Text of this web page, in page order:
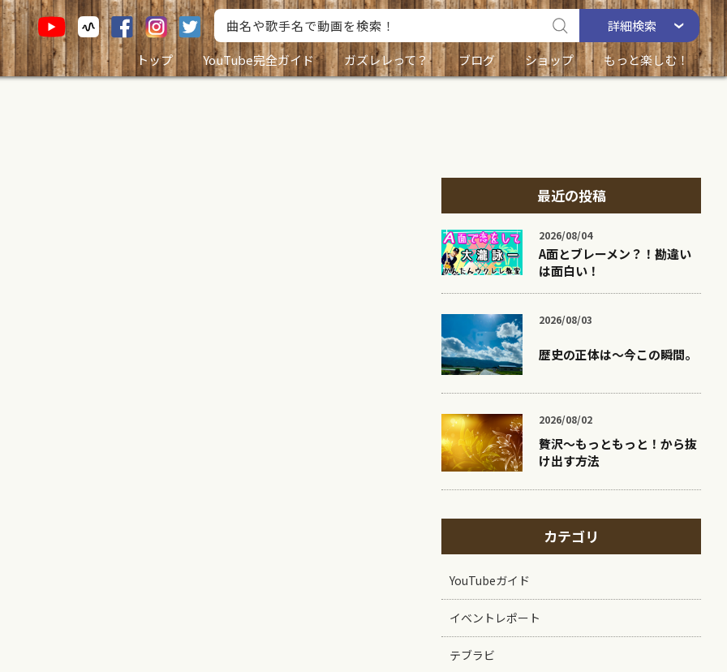
詳細検索
トップ
YouTube完全ガイド ガズレレって？ ブログ ショップ もっと楽しむ！
最近の投稿
2026/08/04
A面とブレーメン？！勘違い
は面白い！
2026/08/03
歴史の正体は〜今この瞬間。
2026/08/02
贅沢〜もっともっと！から抜
け出す方法
カテゴリ
YouTubeガイド
イベントレポート
テブラビ